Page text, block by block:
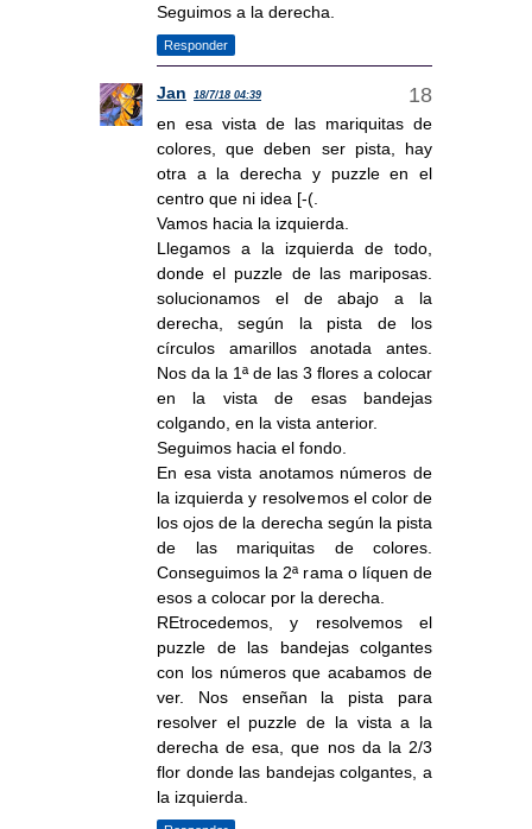
Seguimos a la derecha.
Responder
Jan 18/7/18 04:39
en esa vista de las mariquitas de
colores, que deben ser pista, hay
otra a la derecha y puzzle en el
centro que ni idea [-(.
Vamos hacia la izquierda.
Llegamos a la izquierda de todo,
donde el puzzle de las mariposas.
solucionamos el de abajo a la
derecha, según la pista de los
círculos amarillos anotada antes.
Nos da la 1ª de las 3 flores a colocar
en la vista de esas bandejas
colgando, en la vista anterior.
Seguimos hacia el fondo.
En esa vista anotamos números de
la izquierda y resolvemos el color de
los ojos de la derecha según la pista
de las mariquitas de colores.
Conseguimos la 2ª rama o líquen de
esos a colocar por la derecha.
REtrocedemos, y resolvemos el
puzzle de las bandejas colgantes
con los números que acabamos de
ver. Nos enseñan la pista para
resolver el puzzle de la vista a la
derecha de esa, que nos da la 2/3
flor donde las bandejas colgantes, a
la izquierda.